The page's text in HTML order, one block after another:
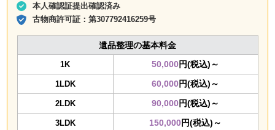
本人確認証提出確認済み
古物商許可証：第307792416259号
遺品整理の基本料金
1K 50,000円(税込)～
1LDK 60,000円(税込)～
2LDK 90,000円(税込)～
3LDK 150,000円(税込)～